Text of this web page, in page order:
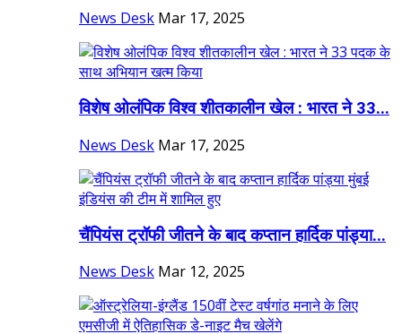
News Desk Mar 17, 2025
विशेष ओलंपिक विश्व शीतकालीन खेल : भारत ने 33...
News Desk Mar 17, 2025
चैंपियंस ट्रॉफी जीतने के बाद कप्तान हार्दिक पांड्या...
News Desk Mar 12, 2025